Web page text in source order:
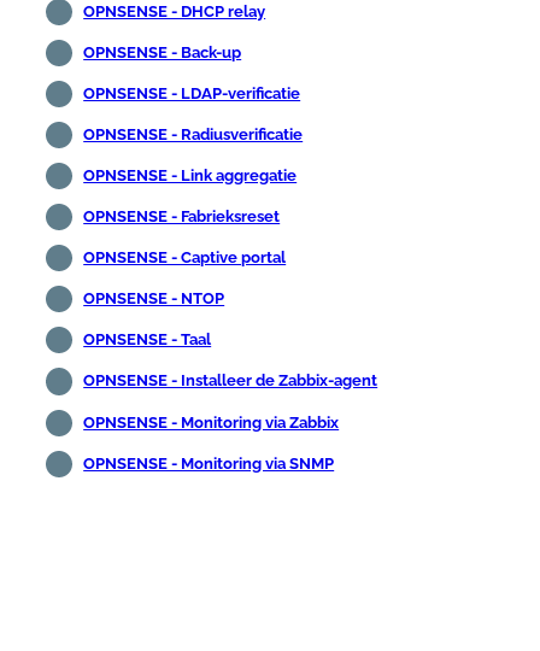
OPNSENSE - DHCP relay
OPNSENSE - Back-up
OPNSENSE - LDAP-verificatie
OPNSENSE - Radiusverificatie
OPNSENSE - Link aggregatie
OPNSENSE - Fabrieksreset
OPNSENSE - Captive portal
OPNSENSE - NTOP
OPNSENSE - Taal
OPNSENSE - Installeer de Zabbix-agent
OPNSENSE - Monitoring via Zabbix
OPNSENSE - Monitoring via SNMP